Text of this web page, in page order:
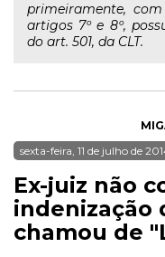
primeiramente,
artigos 7º e 8º,
do art. 501, da CLT.
sexta-feira, 11 de julho de
Ex-juiz não
indenização
chamou de